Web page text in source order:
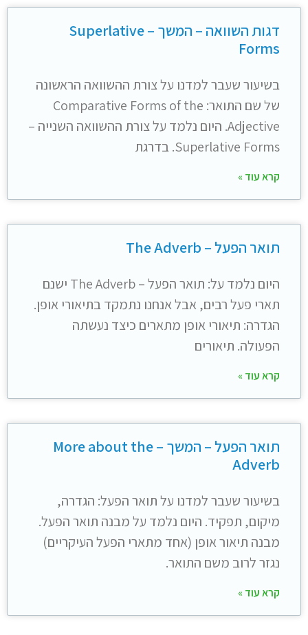
דגות השוואה – המשך – Superlative
Forms
בשיעור שעבר למדנו על צורת ההשוואה הראשונה
של שם התואר: Comparative Forms of the
Adjective. היום נלמד על צורת ההשוואה השנייה –
Superlative Forms. בדרגת
קרא עוד »
תואר הפעל – The Adverb
היום נלמד על: תואר הפעל – The Adverb ישנם
תארי פעל רבים, אבל אנחנו נתמקד בתיאורי אופן.
הגדרה: תיאורי אופן מתארים כיצד נעשתה
הפעולה. תיאורים
קרא עוד »
תואר הפעל – המשך – More about the
Adverb
בשיעור שעבר למדנו על תואר הפעל: הגדרה,
מיקום, תפקיד. היום נלמד על מבנה תואר הפעל.
מבנה תיאור אופן (אחד מתארי הפעל העיקריים)
נגזר לרוב משם התואר.
קרא עוד »